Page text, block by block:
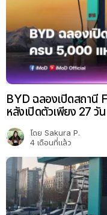
BYD ฉลองเปิดสถานี
หลังเปิดตัวเพียง 27 วัน
โดย Sakura P.
4 เดือนที่แล้ว